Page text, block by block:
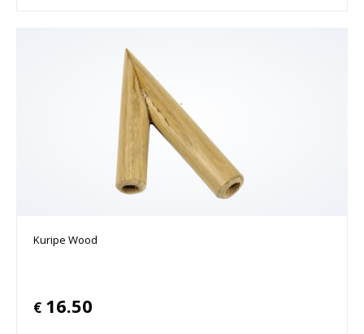
Kuripe Wood
€ 16.50